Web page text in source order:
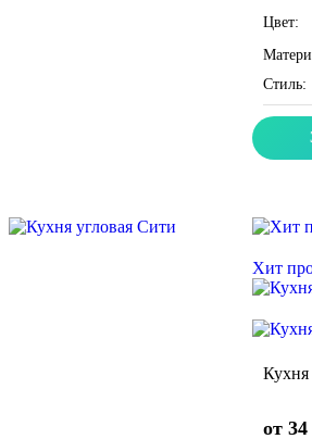
Цвет:
Стиль:
Хит
Кухня
от